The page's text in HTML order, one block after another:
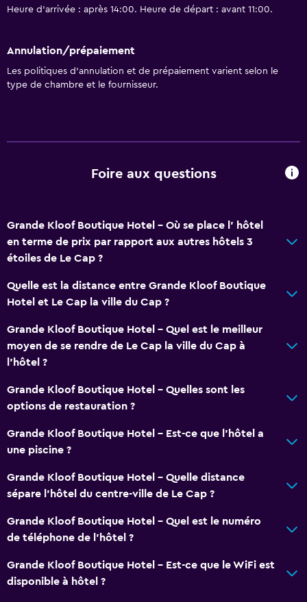
Parquet
Vue sur la montagne
Vue sur la piscine
Sol en carreaux/marbre
Cuisine
Bouilloire électrique
Ustensiles de cuisine
Cuisine
Coin cuisine
Micro-ondes
Plaque de cuisson
Grille-pain
Réfrigérateur
Espace repas
Piscine et spa
Heure d’arrivée : après 14:00. Heure de départ : avant 11:00.
Annulation/prépaiement
Les politiques d’annulation et de prépaiement varient selon le
type de chambre et le fournisseur.
Foire aux questions
Grande Kloof Boutique Hotel - Où se place l’ hôtel
en terme de prix par rapport aux autres hôtels 3
étoiles de Le Cap ?
Quelle est la distance entre Grande Kloof Boutique
Hotel et Le Cap la ville du Cap ?
Grande Kloof Boutique Hotel - Quel est le meilleur
moyen de se rendre de Le Cap la ville du Cap à
l’hôtel ?
Grande Kloof Boutique Hotel - Quelles sont les
options de restauration ?
Grande Kloof Boutique Hotel - Est-ce que l’hôtel a
une piscine ?
Grande Kloof Boutique Hotel - Quelle distance
sépare l’hôtel du centre-ville de Le Cap ?
Grande Kloof Boutique Hotel - Quel est le numéro
de téléphone de l’hôtel ?
Grande Kloof Boutique Hotel - Est-ce que le WiFi est
disponible à hôtel ?